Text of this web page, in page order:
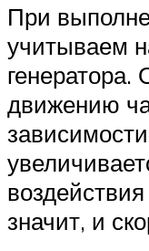
При
учитываем
генератора.
движению
значит, и